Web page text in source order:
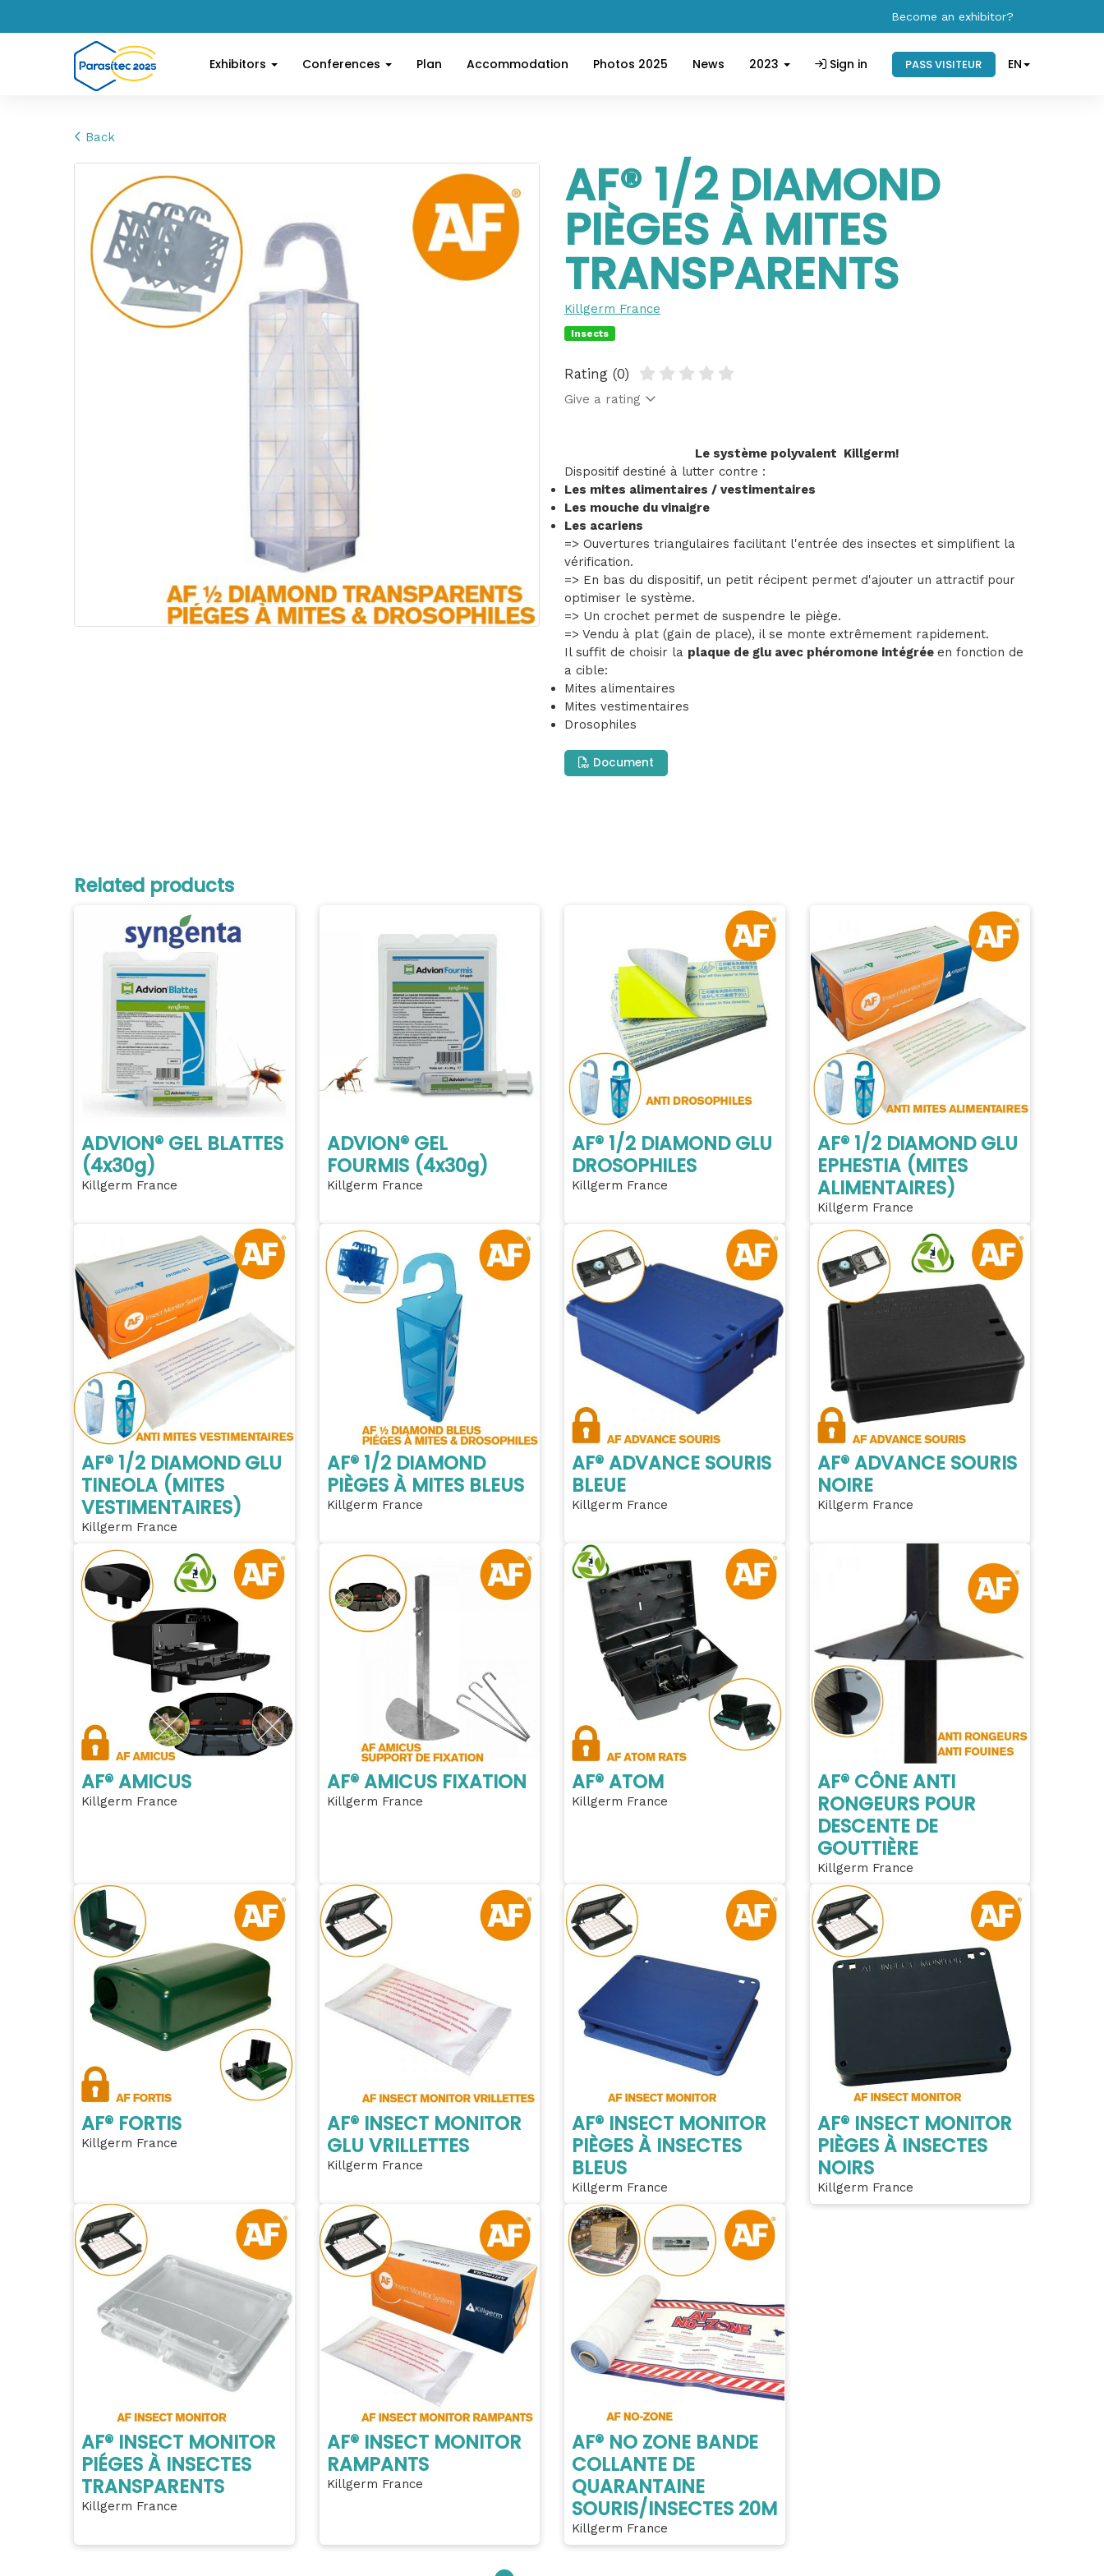
Become an exhibitor?
Exhibitors Conferences Plan Accommodation Photos 2025 News 2023 Sign in PASS VISITEUR EN
Back
AF® 1/2 DIAMOND
PIÈGES À MITES
TRANSPARENTS
Killgerm France
Insects
Rating (0)
Give a rating
Le système polyvalent Killgerm!
Dispositif destiné à lutter contre :
Les mites alimentaires / vestimentaires
Les mouche du vinaigre
Les acariens
=> Ouvertures triangulaires facilitant l'entrée des insectes et simplifient la
vérification.
=> En bas du dispositif, un petit récipent permet d'ajouter un attractif pour
optimiser le système.
=> Un crochet permet de suspendre le piège.
=> Vendu à plat (gain de place), il se monte extrêmement rapidement.
Il suffit de choisir la plaque de glu avec phéromone intégrée en fonction de
a cible:
Mites alimentaires
Mites vestimentaires
Drosophiles
Document
Related products
ADVION® GEL BLATTES
(4x30g)
Killgerm France
ADVION® GEL
FOURMIS (4x30g)
Killgerm France
AF® 1/2 DIAMOND GLU
DROSOPHILES
Killgerm France
AF® 1/2 DIAMOND GLU
EPHESTIA (MITES
ALIMENTAIRES)
Killgerm France
AF® 1/2 DIAMOND GLU
TINEOLA (MITES
VESTIMENTAIRES)
Killgerm France
AF® 1/2 DIAMOND
PIÈGES À MITES BLEUS
Killgerm France
AF® ADVANCE SOURIS
BLEUE
Killgerm France
AF® ADVANCE SOURIS
NOIRE
Killgerm France
AF® AMICUS
Killgerm France
AF® AMICUS FIXATION
Killgerm France
AF® ATOM
Killgerm France
AF® CÔNE ANTI
RONGEURS POUR
DESCENTE DE
GOUTTIÈRE
Killgerm France
AF® FORTIS
Killgerm France
AF® INSECT MONITOR
GLU VRILLETTES
Killgerm France
AF® INSECT MONITOR
PIÈGES À INSECTES
BLEUS
Killgerm France
AF® INSECT MONITOR
PIÈGES À INSECTES
NOIRS
Killgerm France
AF® INSECT MONITOR
PIÉGES À INSECTES
TRANSPARENTS
Killgerm France
AF® INSECT MONITOR
RAMPANTS
Killgerm France
AF® NO ZONE BANDE
COLLANTE DE
QUARANTAINE
SOURIS/INSECTES 20M
Killgerm France